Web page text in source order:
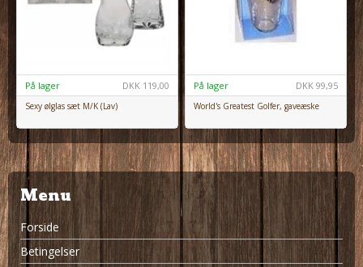
DKK 119,00
På lager
Sexy ølglas sæt M/K (Lav)
DKK 99,95
På lager
World's Greatest Golfer, gaveæske
Menu
Forside
Betingelser